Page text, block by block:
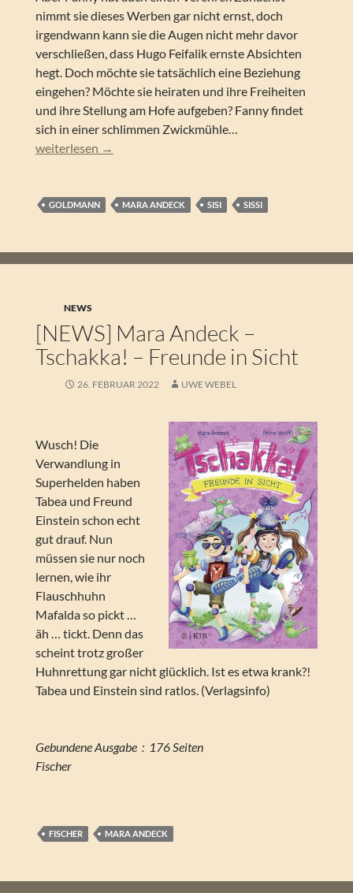
nimmt sie dieses Werben gar nicht ernst, doch
irgendwann kann sie die Augen nicht mehr davor
verschließen, dass Hugo Feifalik ernste Absichten
hegt. Doch möchte sie tatsächlich eine Beziehung
eingehen? Möchte sie heiraten und ihre Freiheiten
und ihre Stellung am Hofe aufgeben? Fanny findet
sich in einer schlimmen Zwickmühle…
Mara Andeck – Sisi. Die Sterne der Kaiserin
weiterlesen →
GOLDMANN MARA ANDECK SISI SISSI
NEWS
[NEWS] Mara Andeck –
Tschakka! – Freunde in Sicht
26. FEBRUAR 2022 UWE WEBEL
Wusch! Die
Verwandlung in
Superhelden haben
Tabea und Freund
Einstein schon echt
gut drauf. Nun
müssen sie nur noch
lernen, wie ihr
Flauschhuhn
Mafalda so pickt …
äh … tickt. Denn das
scheint trotz großer
Huhnrettung gar nicht glücklich. Ist es etwa krank?!
Tabea und Einstein sind ratlos. (Verlagsinfo)
Gebundene Ausgabe ‏ : ‎ 176 Seiten
Fischer
FISCHER MARA ANDECK